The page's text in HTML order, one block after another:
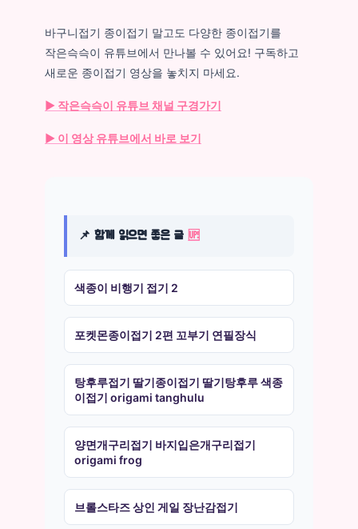
바구니접기 종이접기 말고도 다양한 종이접기를
작은슥슥이 유튜브에서 만나볼 수 있어요! 구독하고
새로운 종이접기 영상을 놓치지 마세요.
▶ 작은슥슥이 유튜브 채널 구경가기
▶ 이 영상 유튜브에서 바로 보기
📌 함께 읽으면 좋은 글 🆙
색종이 비행기 접기 2
포켓몬종이접기 2편 꼬부기 연필장식
탕후루접기 딸기종이접기 딸기탕후루 색종
이접기 origami tanghulu
양면개구리접기 바지입은개구리접기
origami frog
브롤스타즈 상인 게일 장난감접기